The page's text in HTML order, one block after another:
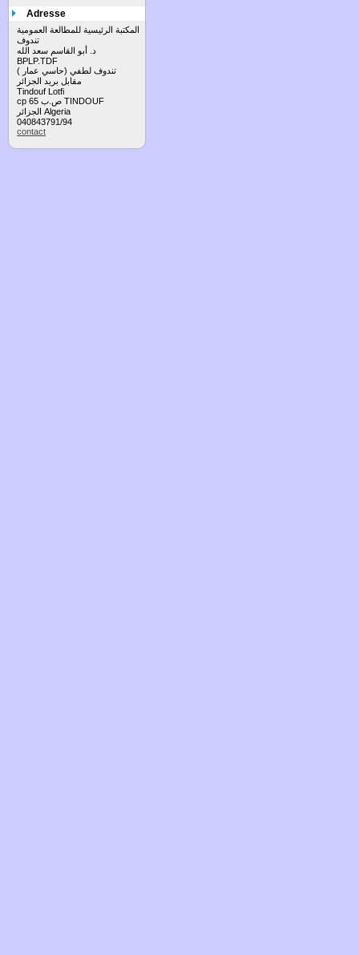
Adresse
المكتبة الرئيسية للمطالعة العمومية
تندوف
د. أبو القاسم سعد الله
BPLP.TDF
تندوف لطفي (حاسي عمار )
مقابل بريد الجزائر
Tindouf Lotfi
cp 65 ص.ب TINDOUF
الجزائر Algeria
040843791/94
contact